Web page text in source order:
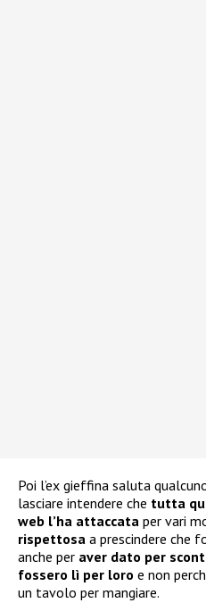
Poi l’ex gieffina saluta
lasciare intendere che tutta
web l’ha attaccata per vari
rispettosa a prescindere che
anche per aver dato per
fossero lì per loro e non
un tavolo per mangiare.